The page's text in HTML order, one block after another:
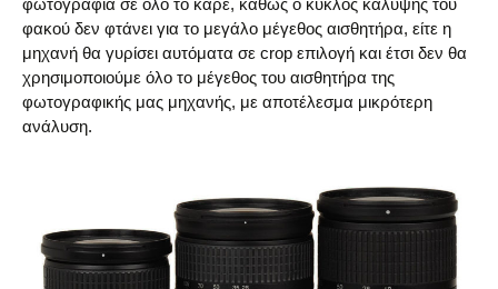
φωτογραφία σε όλο το καρέ, καθώς ο κύκλος κάλυψης του
φακού δεν φτάνει για το μεγάλο μέγεθος αισθητήρα, είτε η
μηχανή θα γυρίσει αυτόματα σε crop επιλογή και έτσι δεν θα
χρησιμοποιούμε όλο το μέγεθος του αισθητήρα της
φωτογραφικής μας μηχανής, με αποτέλεσμα μικρότερη
ανάλυση.